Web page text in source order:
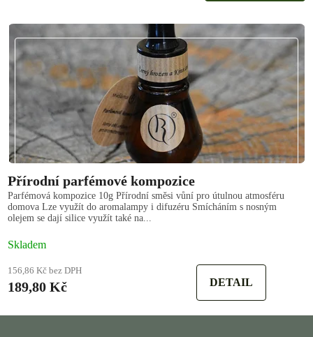
Přírodní parfémové kompozice
Parfémová kompozice 10g Přírodní směsi vůní pro útulnou atmosféru
domova Lze využít do aromalampy i difuzéru Smícháním s nosným
olejem se dají silice využít také na...
Skladem
156,86 Kč bez DPH
189,80 Kč DETAIL